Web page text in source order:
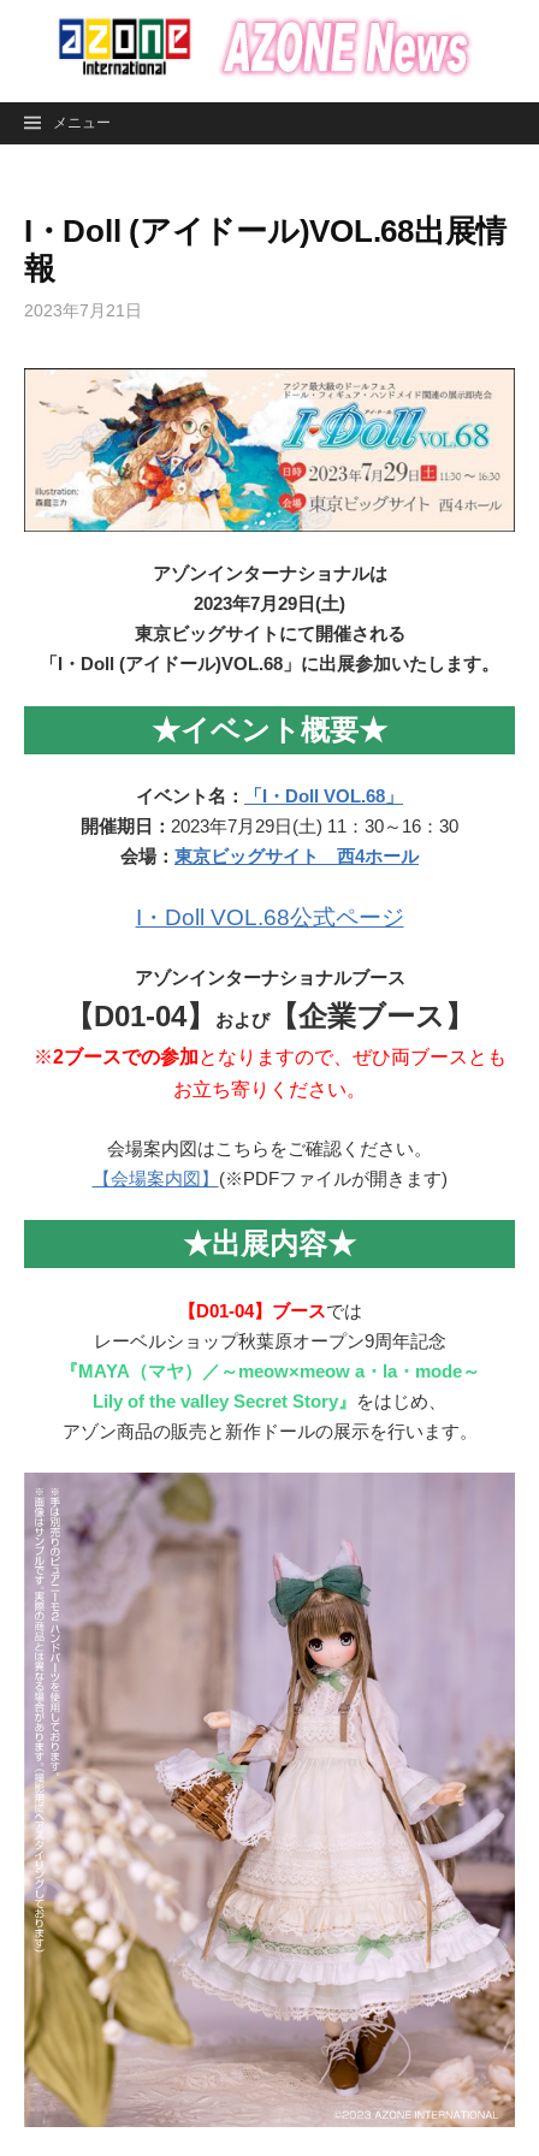
ン
メニュー
I・Doll (アイドール)VOL.68出展情
報
2023年7月21日
アゾンインターナショナルは
2023年7月29日(土)
東京ビッグサイトにて開催される
「I・Doll (アイドール)VOL.68」に出展参加いたします。
★イベント概要★
イベント名：
「I・Doll VOL.68」
開催期日： 2023年7月29日(土) 11：30～16：30
会場： 東京ビッグサイト 西4ホール
I・Doll VOL.68公式ページ
アゾンインターナショナルブース
【D01-04】 および【企業ブース】
※2ブースでの参加 となりますので、ぜひ両ブースとも
お立ち寄りください。
会場案内図はこちらをご確認ください。
【会場案内図】 (※PDFファイルが開きます)
★出展内容★
【D01-04】ブースでは
レーベルショップ秋葉原オープン9周年記念
『MAYA（マヤ）／～meow×meow a・la・mode～
Lily of the valley Secret Story』 をはじめ、
アゾン商品の販売と新作ドールの展示を行います。